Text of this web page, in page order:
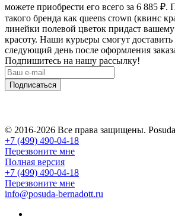
можете приобрести его всего за 6 885 ₽.
такого бренда как queens crown (квинс
линейки полевой цветок придаст вашему
красоту. Наши курьеры смогут
следующий день после оформления
Подпишитесь на нашу рассылку!
Подписаться
© 2016-2026 Все права защищены.
+7 (499) 490-04-18
Перезвоните мне
Полная версия
+7 (499) 490-04-18
Перезвоните мне
info@posuda-bernadott.ru